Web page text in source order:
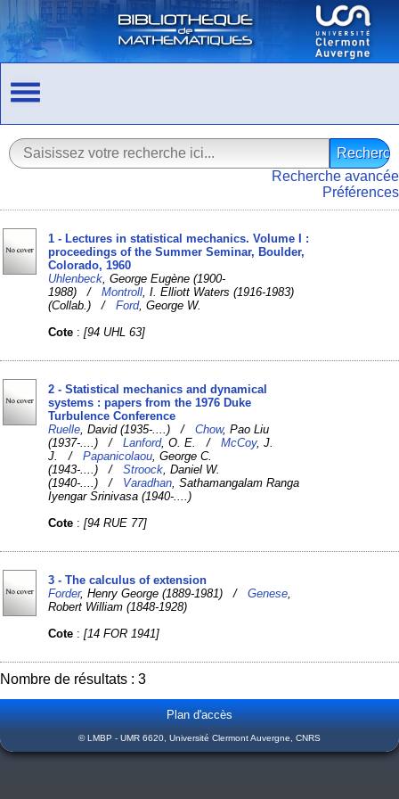
Recherche avancée
Préférences
1 - Lectures in statistical mechanics. Volume I :
proceedings of the Summer Seminar, Boulder,
Colorado, 1960
Uhlenbeck , George Eugène (1900-
1988) /Montroll , I. Elliott Waters (1916-1983)
(Collab.) /Ford, George W.
Cote :[94 UHL 63]
2 - Statistical mechanics and dynamical
systems : papers from the 1976 Duke
Turbulence Conference
Ruelle , David (1935-....) /Chow, Pao Liu
(1937-....) /Lanford, O. E. /McCoy, J.
J. /Papanicolaou , George C.
(1943-....) /Stroock , Daniel W.
(1940-....) / Varadhan , Sathamangalam Ranga
Iyengar Srinivasa (1940-....)
Cote :[94 RUE 77]
3 - The calculus of extension
Forder, Henry George (1889-1981) /Genese
Robert William (1848-1928)
Cote :[14 FOR 1941]
Nombre de résultats : 3
Plan d'accès
© LMBP - UMR 6620, Université Clermont Auvergne, CNRS